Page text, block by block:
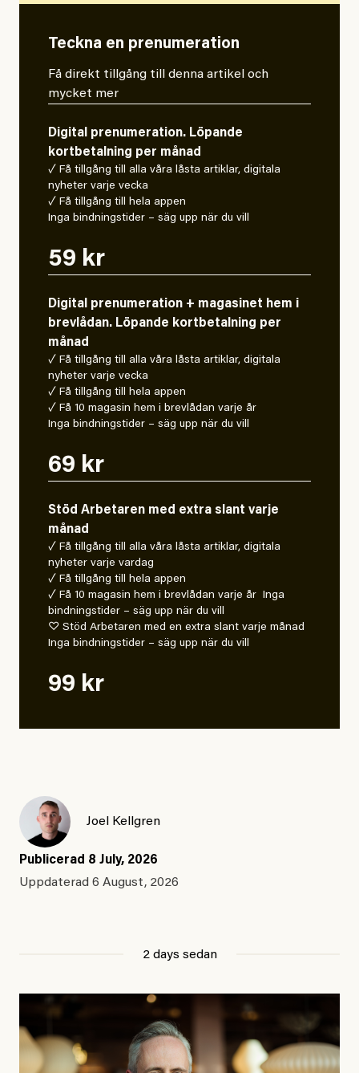
Teckna en prenumeration
Få direkt tillgång till denna artikel och
mycket mer
Digital prenumeration. Löpande
kortbetalning per månad
✓ Få tillgång till alla våra låsta artiklar, digitala
nyheter varje vecka
✓ Få tillgång till hela appen
Inga bindningstider – säg upp när du vill
59 kr
Digital prenumeration + magasinet hem i
brevlådan. Löpande kortbetalning per
månad
✓ Få tillgång till alla våra låsta artiklar, digitala
nyheter varje vecka
✓ Få tillgång till hela appen
✓ Få 10 magasin hem i brevlådan varje år
Inga bindningstider – säg upp när du vill
69 kr
Stöd Arbetaren med extra slant varje
månad
✓ Få tillgång till alla våra låsta artiklar, digitala
nyheter varje vardag
✓ Få tillgång till hela appen
✓ Få 10 magasin hem i brevlådan varje år Inga
bindningstider – säg upp när du vill
♡ Stöd Arbetaren med en extra slant varje månad
Inga bindningstider – säg upp när du vill
99 kr
Joel Kellgren
Publicerad 8 July, 2026
Uppdaterad 6 August, 2026
2 days sedan